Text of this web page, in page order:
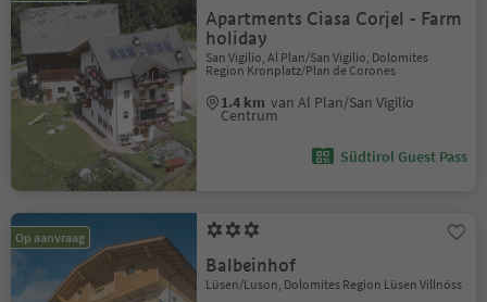
Apartments Ciasa Corjel - Farm
holiday
San Vigilio, Al Plan/San Vigilio, Dolomites
Region Kronplatz/Plan de Corones
1.4 km van Al Plan/San Vigilio
Centrum
Südtirol Guest Pass
Op aanvraag
Balbeinhof
Lüsen/Luson, Dolomites Region Lüsen Villnöss